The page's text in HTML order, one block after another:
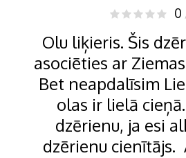
0
Olu liķieris. Šis
asociēties ar
Bet neapdalīsim
olas ir lielā
dzērienu, ja esi
dzērienu cienītājs.